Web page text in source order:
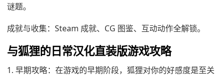
谜题。
成就与收集：Steam 成就、CG 图鉴、互动动作全解锁。
与狐狸的日常汉化直装版游戏攻略
1. 早期攻略：在游戏的早期阶段，狐狸对你的好感度是至关